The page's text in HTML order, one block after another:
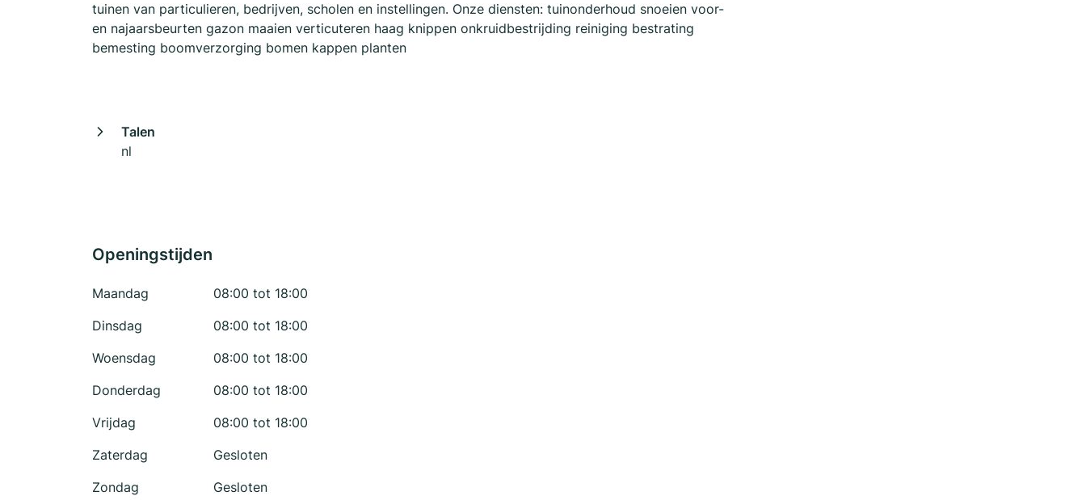
tuinen van particulieren, bedrijven, scholen en instellingen. Onze diensten: tuinonderhoud snoeien voor-
en najaarsbeurten gazon maaien verticuteren haag knippen onkruidbestrijding reiniging bestrating
bemesting boomverzorging bomen kappen planten
Talen
nl
Openingstijden
Maandag
08:00 tot 18:00
Dinsdag
08:00 tot 18:00
Woensdag
08:00 tot 18:00
Donderdag
08:00 tot 18:00
Vrijdag
08:00 tot 18:00
Zaterdag
Gesloten
Zondag
Gesloten